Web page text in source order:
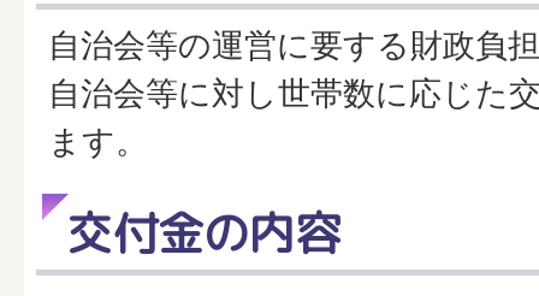
自治会等の運営に要する財政負
自治会等に対し世帯数に応じた
ます。
交付金の内容